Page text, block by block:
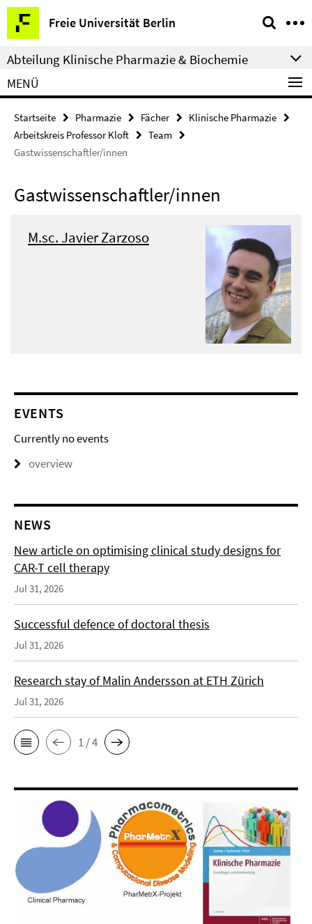
Springe
direkt
zu
Inhalt
Freie Universität Berlin
Service-
Navigation
Abteilung Klinische Pharmazie & Biochemie
MENÜ
Startseite Pharmazie Fächer
Klinische Pharmazie
Arbeitskreis Professor Kloft
Team
Gastwissenschaftler/innen
Gastwissenschaftler/innen
M.sc. Javier Zarzoso
EVENTS
Currently no events
overview
NEWS
New article on optimising clinical study designs for
CAR-T cell therapy
Jul 31, 2026
Successful defence of doctoral thesis
Jul 31, 2026
Research stay of Malin Andersson at ETH Zürich
Jul 31, 2026
1 / 4